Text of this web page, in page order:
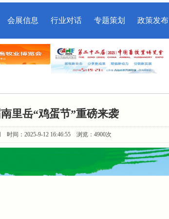
会展信息 行业对话 专题策划 政策发布
里岳“鸡蛋节”重磅来袭
时间：2025-9-12 16:46:55 浏览：4900次